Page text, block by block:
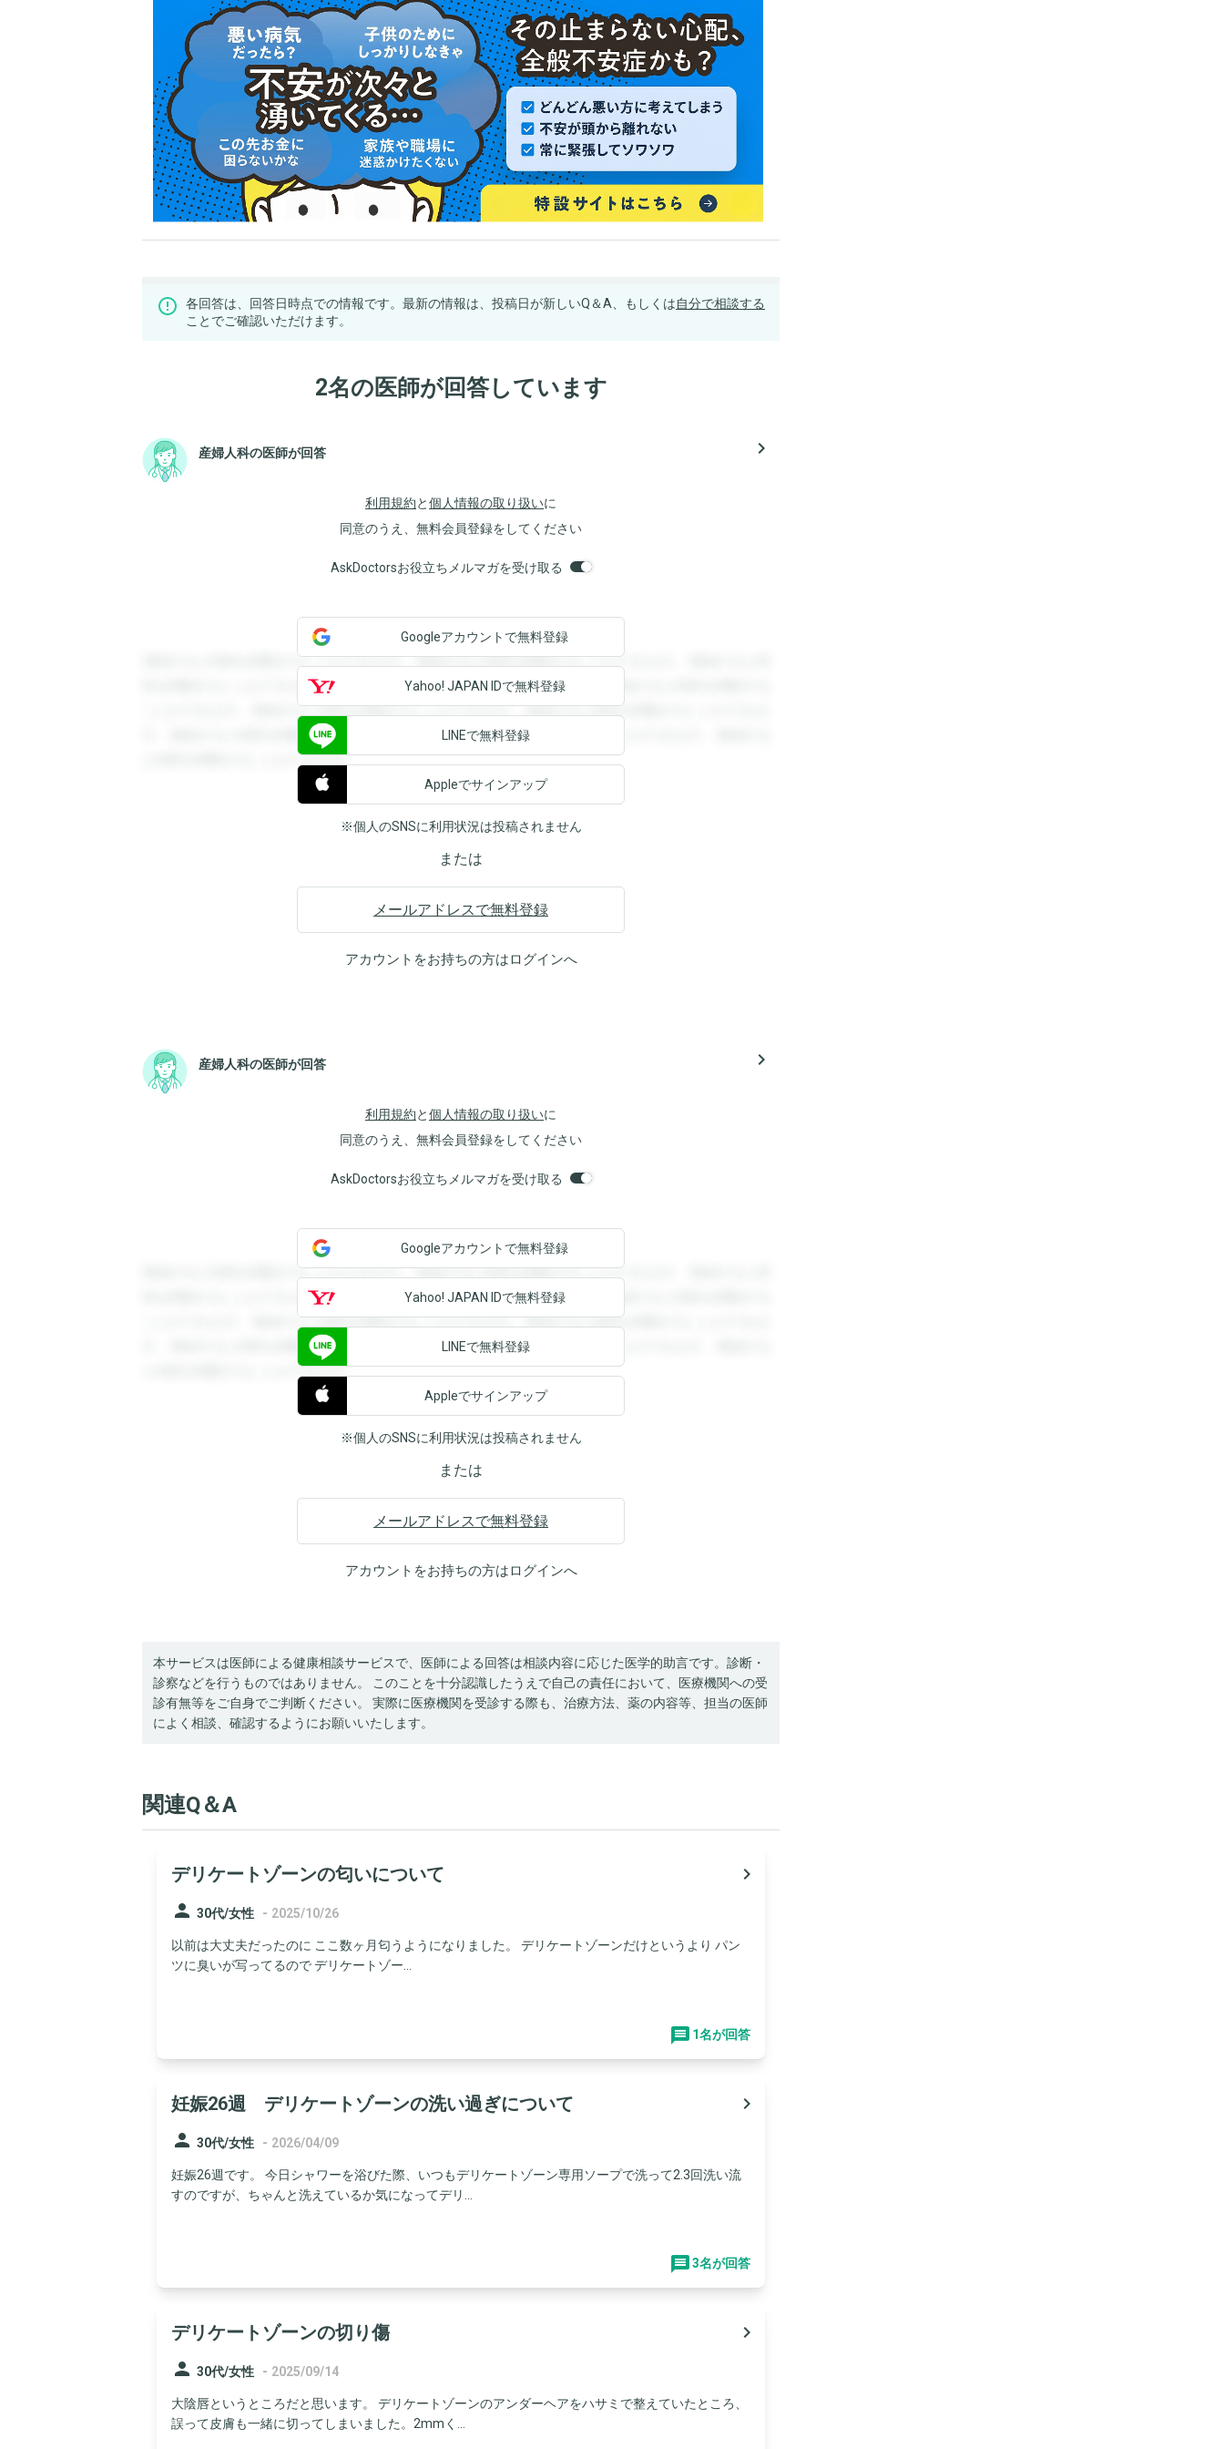
各回答は、回答日時点での情報です。最新の情報は、投稿日が新しいQ＆A、もしくは自分で相談する
ことでご確認いただけます。
2名の医師が回答しています
産婦人科の医師が回答 navigate_next
利用規約と個人情報の取り扱いに
同意のうえ、無料会員登録をしてください
AskDoctorsお役立ちメルマガを受け取る
登録すると回答を閲覧することができます。登録すると回答を閲覧することができます。登録すると回
答を閲覧することができます。登録すると回答を閲覧することができます。登録すると回答を閲覧する
ことができます。登録すると回答を閲覧することができます。登録すると回答を閲覧することができま
す。登録すると回答を閲覧することができます。登録すると回答を閲覧することができます。登録する
と回答を閲覧することができます。
Googleアカウントで無料登録
Yahoo! JAPAN IDで無料登録
LINEで無料登録
Appleでサインアップ
※個人のSNSに利用状況は投稿されません
または
メールアドレスで無料登録
アカウントをお持ちの方はログインへ
産婦人科の医師が回答 navigate_next
利用規約と個人情報の取り扱いに
同意のうえ、無料会員登録をしてください
AskDoctorsお役立ちメルマガを受け取る
登録すると回答を閲覧することができます。登録すると回答を閲覧することができます。登録すると回
答を閲覧することができます。登録すると回答を閲覧することができます。登録すると回答を閲覧する
ことができます。登録すると回答を閲覧することができます。登録すると回答を閲覧することができま
す。登録すると回答を閲覧することができます。登録すると回答を閲覧することができます。登録する
と回答を閲覧することができます。
Googleアカウントで無料登録
Yahoo! JAPAN IDで無料登録
LINEで無料登録
Appleでサインアップ
※個人のSNSに利用状況は投稿されません
または
メールアドレスで無料登録
アカウントをお持ちの方はログインへ
本サービスは医師による健康相談サービスで、医師による回答は相談内容に応じた医学的助言です。診断・
診察などを行うものではありません。 このことを十分認識したうえで自己の責任において、医療機関への受
診有無等をご自身でご判断ください。 実際に医療機関を受診する際も、治療方法、薬の内容等、担当の医師
によく相談、確認するようにお願いいたします。
関連Q＆A
デリケートゾーンの匂いについて
navigate_next
person 30代/女性 - 2025/10/26
以前は大丈夫だったのに ここ数ヶ月匂うようになりました。 デリケートゾーンだけというより パン
ツに臭いが写ってるので デリケートゾー...
1名が回答
妊娠26週 デリケートゾーンの洗い過ぎについて
navigate_next
person 30代/女性 - 2026/04/09
妊娠26週です。 今日シャワーを浴びた際、いつもデリケートゾーン専用ソープで洗って2.3回洗い流
すのですが、ちゃんと洗えているか気になってデリ...
3名が回答
デリケートゾーンの切り傷
navigate_next
person 30代/女性 - 2025/09/14
大陰唇というところだと思います。 デリケートゾーンのアンダーヘアをハサミで整えていたところ、
誤って皮膚も一緒に切ってしまいました。2mmく...